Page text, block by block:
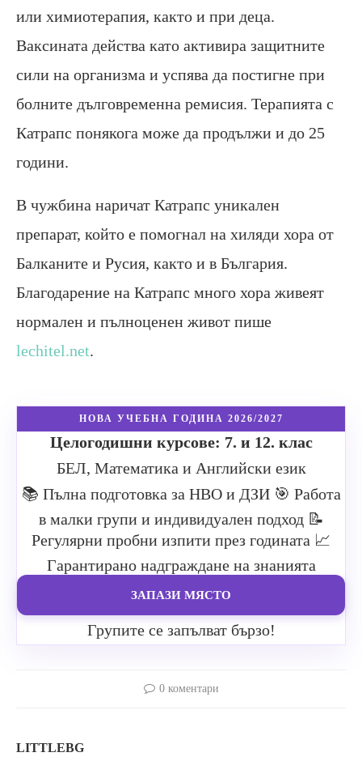
или химиотерапия, както и при деца.
Ваксината действа като активира защитните
сили на организма и успява да постигне при
болните дълговременна ремисия. Терапията с
Катрапс понякога може да продължи и до 25
години.
В чужбина наричат Катрапс уникален
препарат, който е помогнал на хиляди хора от
Балканите и Русия, както и в България.
Благодарение на Катрапс много хора живеят
нормален и пълноценен живот пише
lechitel.net.
НОВА УЧЕБНА ГОДИНА 2026/2027
Целогодишни курсове: 7. и 12. клас
БЕЛ, Математика и Английски език
📚 Пълна подготовка за НВО и ДЗИ 🎯 Работа
в малки групи и индивидуален подход 📝
Регулярни пробни изпити през годината 📈
Гарантирано надграждане на знанията
ЗАПАЗИ МЯСТО
Групите се запълват бързо!
0 коментари
LITTLEBG